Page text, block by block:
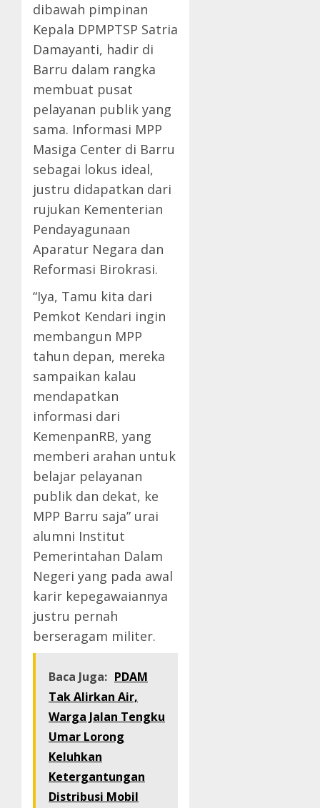
dibawah pimpinan
Kepala DPMPTSP Satria
Damayanti, hadir di
Barru dalam rangka
membuat pusat
pelayanan publik yang
sama. Informasi MPP
Masiga Center di Barru
sebagai lokus ideal,
justru didapatkan dari
rujukan Kementerian
Pendayagunaan
Aparatur Negara dan
Reformasi Birokrasi.
“Iya, Tamu kita dari
Pemkot Kendari ingin
membangun MPP
tahun depan, mereka
sampaikan kalau
mendapatkan
informasi dari
KemenpanRB, yang
memberi arahan untuk
belajar pelayanan
publik dan dekat, ke
MPP Barru saja” urai
alumni Institut
Pemerintahan Dalam
Negeri yang pada awal
karir kepegawaiannya
justru pernah
berseragam militer.
Baca Juga: PDAM
Tak Alirkan Air,
Warga Jalan Tengku
Umar Lorong
Keluhkan
Ketergantungan
Distribusi Mobil